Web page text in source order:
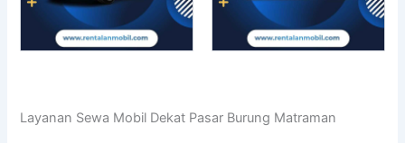
Layanan Sewa Mobil Dekat Pasar Burung Matraman